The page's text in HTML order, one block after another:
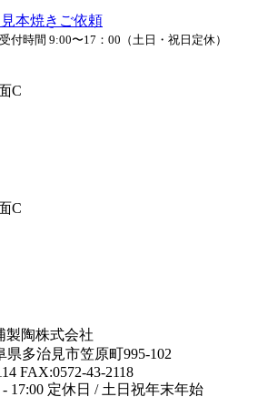
本焼きご依頼
受付時間 9:00〜17：00（土日・祝日定休）
C
C
製陶株式会社
県多治見市笠原町995-102
FAX:0572-43-2118
17:00 定休日 / 土日祝年末年始